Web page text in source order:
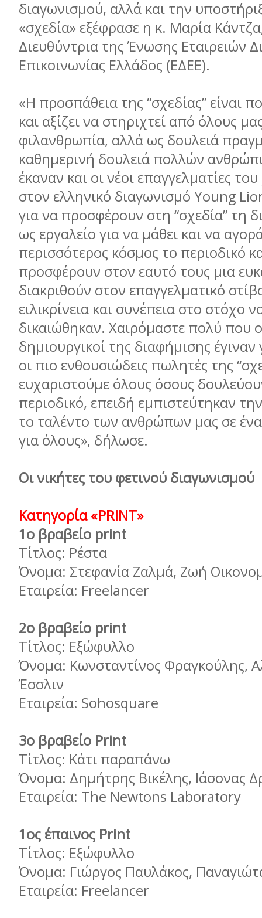
διαγωνισμού, αλλά και την
«σχεδία» εξέφρασε η κ. Μαρία
Διευθύντρια της Ένωσης Εταιρειών
Επικοινωνίας Ελλάδος (ΕΔΕΕ).
«Η προσπάθεια της “σχεδίας” είναι
και αξίζει να στηριχτεί από όλους
φιλανθρωπία, αλλά ως δουλειά
καθημερινή δουλειά πολλών
έκαναν και οι νέοι επαγγελματίες
στον ελληνικό διαγωνισμό Young
για να προσφέρουν στη “σχεδία” τη
ως εργαλείο για να μάθει και να
περισσότερος κόσμος το περιοδικό
προσφέρουν στον εαυτό τους μια
διακριθούν στον επαγγελματικό
ειλικρίνεια και συνέπεια στο στόχο
δικαιώθηκαν. Χαιρόμαστε πολύ που
δημιουργικοί της διαφήμισης
οι πιο ενθουσιώδεις πωλητές της
ευχαριστούμε όλους όσους
περιοδικό, επειδή εμπιστεύτηκαν
το ταλέντο των ανθρώπων μας σε ένα
για όλους», δήλωσε.
Οι νικήτες του φετινού διαγωνισμού
Κατηγορία «PRINT»
1ο βραβείο print
Τίτλος: Ρέστα
Όνομα: Στεφανία Ζαλμά, Ζωή
Εταιρεία: Freelancer
2ο βραβείο print
Τίτλος: Εξώφυλλο
Όνομα: Κωνσταντίνος Φραγκούλης,
Έσσλιν
Εταιρεία: Sohosquare
3ο βραβείο Print
Τίτλος: Kάτι παραπάνω
Όνομα: Δημήτρης Βικέλης, Ιάσονας
Εταιρεία: The Newtons Laboratory
1ος έπαινος Print
Τίτλος: Εξώφυλλο
Όνομα: Γιώργος Παυλάκος,
Εταιρεία: Freelancer